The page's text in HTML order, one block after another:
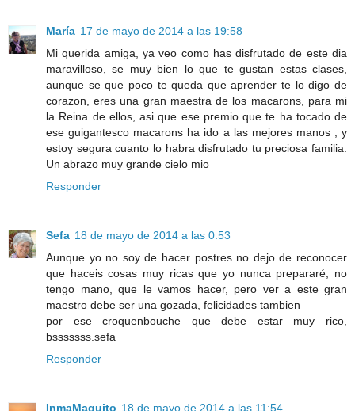
María 17 de mayo de 2014 a las 19:58
Mi querida amiga, ya veo como has disfrutado de este dia
maravilloso, se muy bien lo que te gustan estas clases,
aunque se que poco te queda que aprender te lo digo de
corazon, eres una gran maestra de los macarons, para mi
la Reina de ellos, asi que ese premio que te ha tocado de
ese guigantesco macarons ha ido a las mejores manos , y
estoy segura cuanto lo habra disfrutado tu preciosa familia.
Un abrazo muy grande cielo mio
Responder
Sefa 18 de mayo de 2014 a las 0:53
Aunque yo no soy de hacer postres no dejo de reconocer
que haceis cosas muy ricas que yo nunca prepararé, no
tengo mano, que le vamos hacer, pero ver a este gran
maestro debe ser una gozada, felicidades tambien
por ese croquenbouche que debe estar muy rico,
bsssssss.sefa
Responder
InmaMaquito 18 de mayo de 2014 a las 11:54